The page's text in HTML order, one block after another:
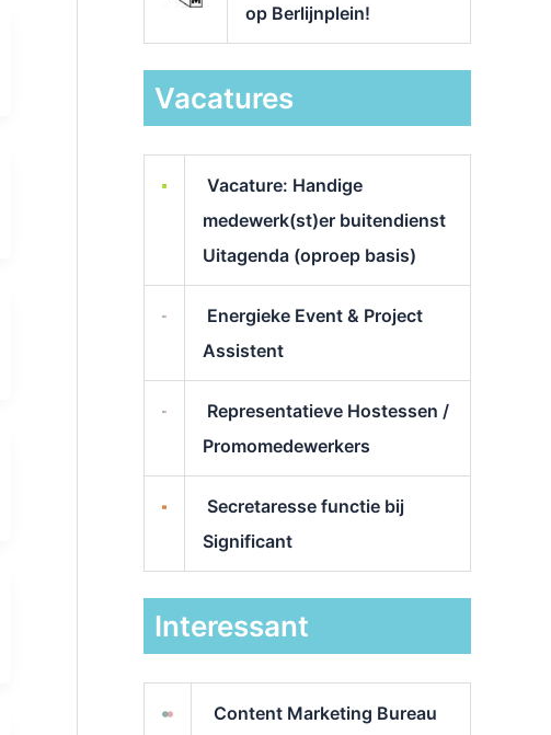
op Berlijnplein!
Vacatures
Vacature: Handige
medewerk(st)er buitendienst
Uitagenda (oproep basis)
Energieke Event & Project
Assistent
Representatieve Hostessen /
Promomedewerkers
Secretaresse functie bij
Significant
Interessant
Content Marketing Bureau